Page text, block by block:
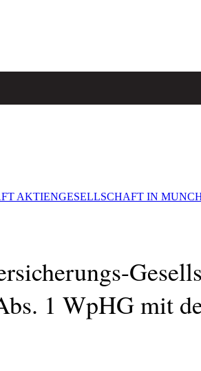
AKTIENGESELLSCHAFT IN
1 WpHG mit